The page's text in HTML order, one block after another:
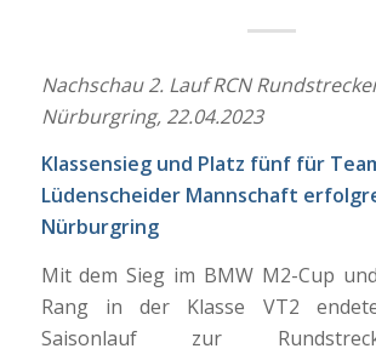
Nachschau 2. Lauf RCN
Nürburgring, 22.04.2023
Klassensieg und Platz fünf für
Lüdenscheider Mannschaft
Nürburgring
Mit dem Sieg im BMW M2-Cup
Rang in der Klasse VT2
Saisonlauf zur